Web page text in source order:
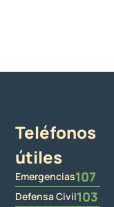
Teléfonos
útiles
Emergencias107
Defensa Civil103